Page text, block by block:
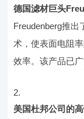
德国滤材巨头
Freudenberg推出
术，使表面电阻
效率。该产品已
美国杜邦公司的